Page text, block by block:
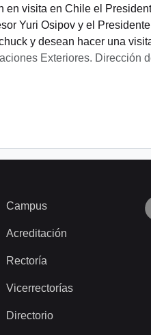
en visita en Chile el
Yuri Osipov y el
y desean hacer una
Exteriores. Dirección
Campus
Acreditación
Rectoría
Vicerrectorías
Directorio